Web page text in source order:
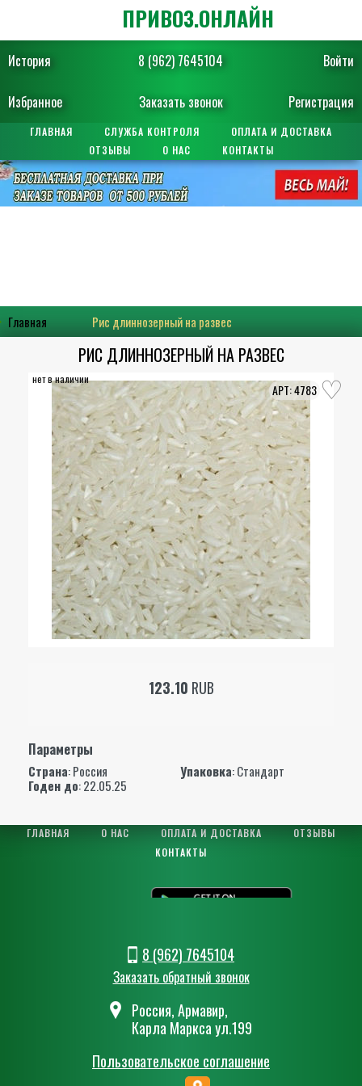
История 8 (962) 7645104 Войти
Избранное Заказать звонок Регистрация
ПРИВОЗ.ОНЛАЙН
ГЛАВНАЯ СЛУЖБА КОНТРОЛЯ
ОПЛАТА И ДОСТАВКА
ОТЗЫВЫ
О НАС КОНТАКТЫ
Главная Рис длиннозерный на развес
РИС ДЛИННОЗЕРНЫЙ НА РАЗВЕС
нет в наличии
4783
123.10 RUB
Параметры
Страна: Россия Упаковка: Стандарт
Годен до: 22.05.25
ГЛАВНАЯ О НАС ОПЛАТА И ДОСТАВКА
ОТЗЫВЫ
КОНТАКТЫ
8 (962) 7645104
Заказать обратный звонок
Россия, Армавир,
Карла Маркса ул.199
Пользовательское соглашение